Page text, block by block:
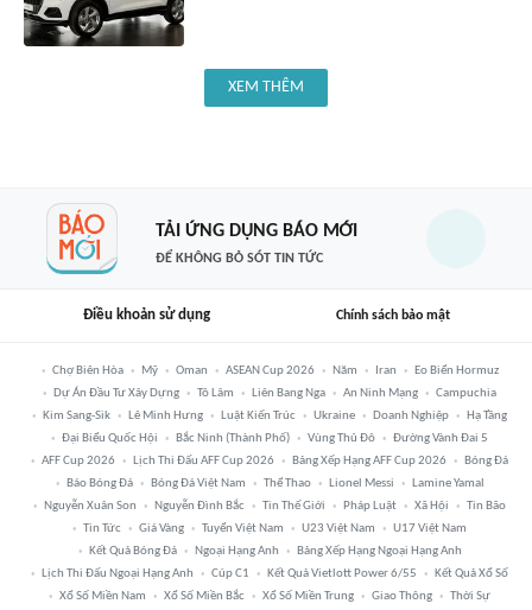
XEM THÊM
TẢI ỨNG DỤNG BÁO MỚI
ĐỂ KHÔNG BỎ SÓT TIN TỨC
Điều khoản sử dụng Chính sách bảo mật
Chợ Biên Hòa Mỹ Oman ASEAN Cup 2026 Năm Iran
Eo Biển Hormuz
Dự Án Đầu Tư Xây Dựng
Tô Lâm Liên Bang Nga An Ninh Mạng
Campuchia
Kim Sang-Sik
Lê Minh Hưng Luật Kiến Trúc Ukraine Doanh Nghiệp
Hạ Tầng
Đại Biểu Quốc Hội
Bắc Ninh (thành Phố) Vùng Thủ Đô
Đường Vành Đai 5
AFF Cup 2026
Lịch Thi Đấu AFF Cup 2026 Bảng Xếp Hạng AFF Cup 2026
Bóng Đá
Báo Bóng Đá
Bóng Đá Việt Nam Thể Thao Lionel Messi
Lamine Yamal
Nguyễn Xuân Son
Nguyễn Đình Bắc Tin Thế Giới Pháp Luật Xã Hội
Tin Bão
Tin Tức
Giá Vàng Tuyển Việt Nam U23 Việt Nam
U17 Việt Nam
Kết Quả Bóng Đá
Ngoại Hạng Anh
Bảng Xếp Hạng Ngoại Hạng Anh
Lịch Thi Đấu Ngoại Hạng Anh
Cúp C1 Kết Quả Vietlott Power 6/55
Kết Quả Xổ Số
Xổ Số Miền Nam
Xổ Số Miền Bắc Xổ Số Miền Trung Giao Thông Thời Sự